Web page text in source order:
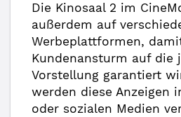
Die Kinosaal 2 im
außerdem auf
Werbeplattformen,
Kundenansturm auf die
Vorstellung garantiert
werden diese Anzeigen
oder sozialen Medien